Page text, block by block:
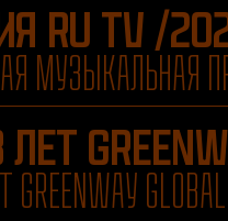
RU TV /
МУЗЫКАЛЬНАЯ
GLOBAL